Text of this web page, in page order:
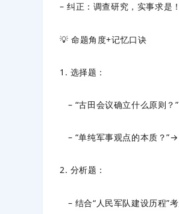
– 纠正：调查研究，实事求是
💡 命题角度+记忆口诀
1. 选择题：
– “古田会议确立什么原则
– “单纯军事观点的本质？
2. 分析题：
– 结合“人民军队建设历程”